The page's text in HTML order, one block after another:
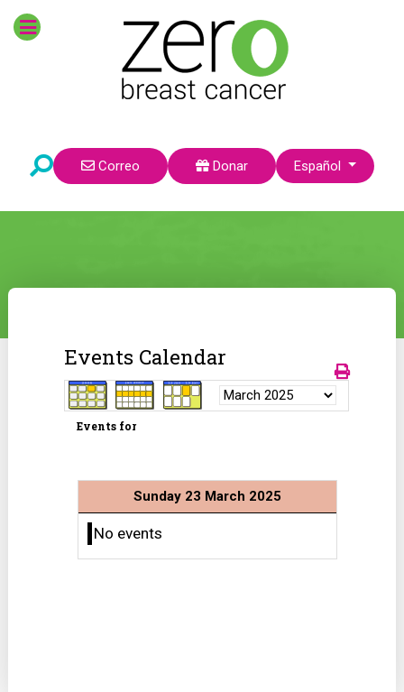
Correo Donar Seleccione su idioma
Español
Events Calendar
Events for
Sunday 23 March 2025
No events